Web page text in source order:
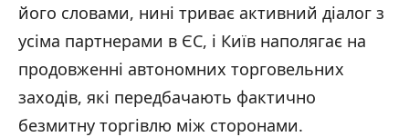
його словами, нині триває активний діалог з
усіма партнерами в ЄС, і Київ наполягає на
продовженні автономних торговельних
заходів, які передбачають фактично
безмитну торгівлю між сторонами.